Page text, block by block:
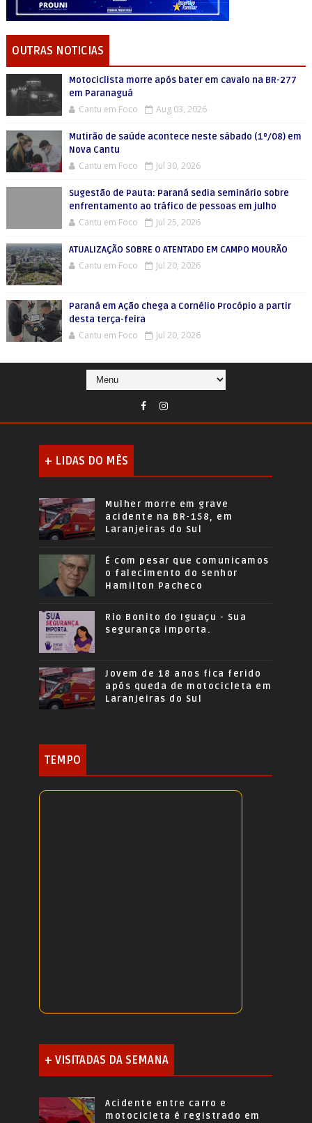
OUTRAS NOTICIAS
Motociclista morre após bater em cavalo na BR-277
em Paranaguá
Cantu em Foco Aug 03, 2026
Mutirão de saúde acontece neste sábado (1º/08) em
Nova Cantu
Cantu em Foco Jul 30, 2026
Sugestão de Pauta: Paraná sedia seminário sobre
enfrentamento ao tráfico de pessoas em julho
Cantu em Foco Jul 25, 2026
ATUALIZAÇÃO SOBRE O ATENTADO EM CAMPO MOURÃO
Cantu em Foco Jul 20, 2026
Paraná em Ação chega a Cornélio Procópio a partir
desta terça-feira
Cantu em Foco Jul 20, 2026
+ LIDAS DO MÊS
Mulher morre em grave
acidente na BR-158, em
Laranjeiras do Sul
É com pesar que comunicamos
o falecimento do senhor
Hamilton Pacheco
Rio Bonito do Iguaçu - Sua
segurança importa.
Jovem de 18 anos fica ferido
após queda de motocicleta em
Laranjeiras do Sul
TEMPO
+ VISITADAS DA SEMANA
Acidente entre carro e
motocicleta é registrado em